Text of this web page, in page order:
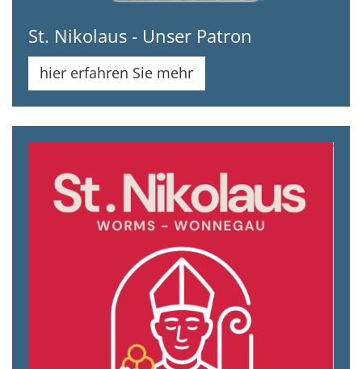
St. Nikolaus - Unser Patron
hier erfahren Sie mehr